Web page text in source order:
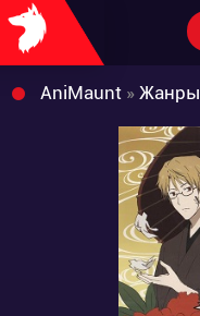
AniMaunt » Жанры